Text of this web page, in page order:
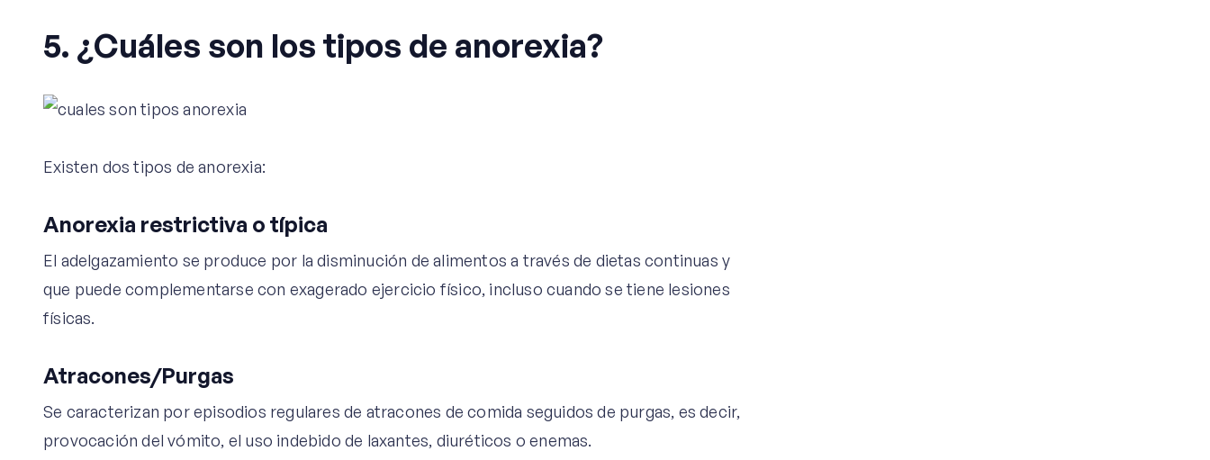
5. ¿Cuáles son los tipos de anorexia?
Existen dos tipos de anorexia:
Anorexia restrictiva o típica
El adelgazamiento se produce por la disminución de alimentos a través de dietas continuas y
que puede complementarse con exagerado ejercicio físico, incluso cuando se tiene lesiones
físicas.
Atracones/Purgas
Se caracterizan por episodios regulares de atracones de comida seguidos de purgas, es decir,
provocación del vómito, el uso indebido de laxantes, diuréticos o enemas.